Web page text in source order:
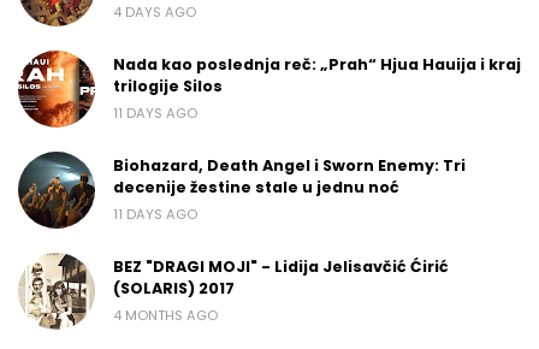
4 DAYS AGO
Nada kao poslednja reč: „Prah“ Hjua Hauija i kraj
trilogije Silos
11 DAYS AGO
Biohazard, Death Angel i Sworn Enemy: Tri
decenije žestine stale u jednu noć
11 DAYS AGO
BEZ "DRAGI MOJI" - Lidija Jelisavčić Ćirić
(SOLARIS) 2017
4 MONTHS AGO